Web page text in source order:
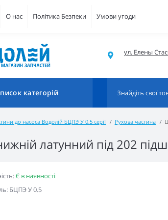
О нас Політика Безпеки Умови угоди
ул. Елены
категорій
до насоса Водолій БЦПЭ У 0.5 серії Рухова частина
латунний під 202
Є в наявності
БЦПЭ У 0.5